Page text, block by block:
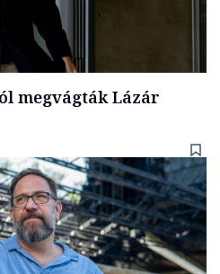
megvágták Lázár